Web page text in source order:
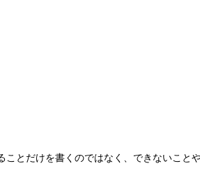
とだけを書くのではなく、できないこと